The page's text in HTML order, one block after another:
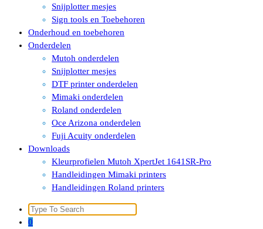
Snijplotter mesjes
Sign tools en Toebehoren
Onderhoud en toebehoren
Onderdelen
Mutoh onderdelen
Snijplotter mesjes
DTF printer onderdelen
Mimaki onderdelen
Roland onderdelen
Oce Arizona onderdelen
Fuji Acuity onderdelen
Downloads
Kleurprofielen Mutoh XpertJet 1641SR-Pro
Handleidingen Mimaki printers
Handleidingen Roland printers
Search
for:
0